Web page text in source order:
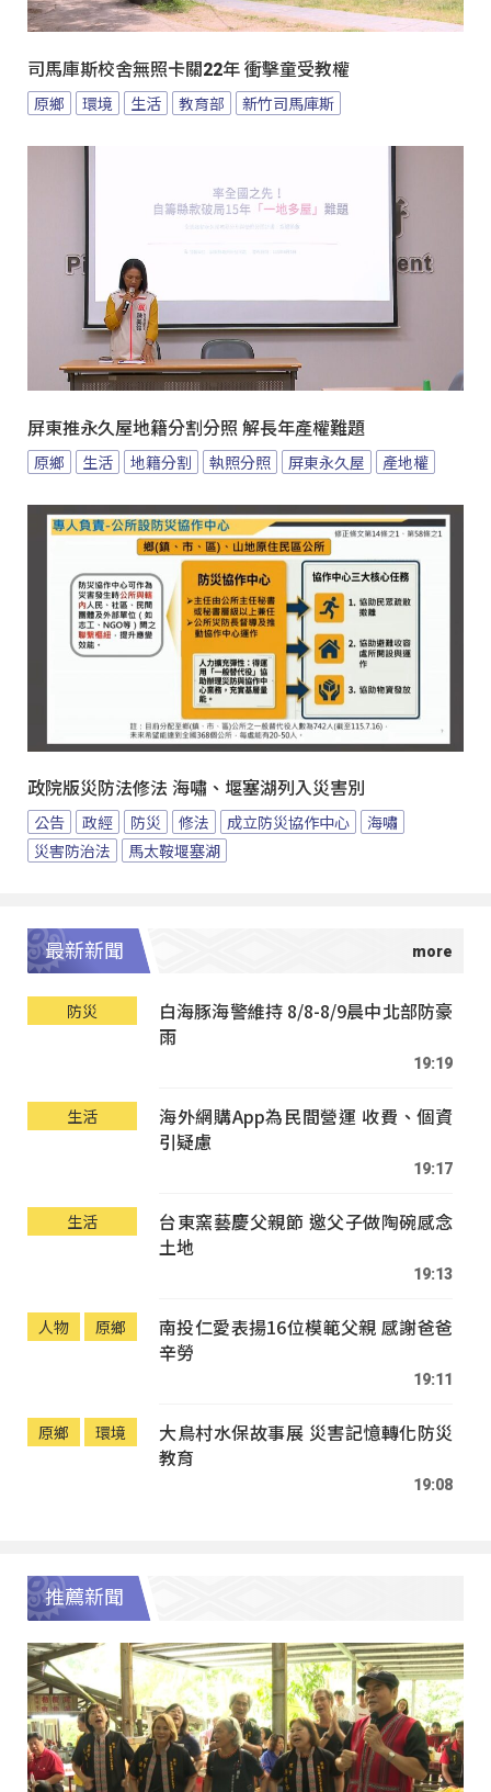
司馬庫斯校舍無照卡關22年 衝擊童受教權
原鄉 環境 生活 教育部 新竹司馬庫斯
屏東推永久屋地籍分割分照 解長年產權難題
原鄉 生活 地籍分割 執照分照 屏東永久屋 產地權
政院版災防法修法 海嘯、堰塞湖列入災害別
公告 政經 防災 修法 成立防災協作中心
海嘯
災害防治法
馬太鞍堰塞湖
最新新聞
防災
白海豚海警維持 8/8-8/9晨中北部防豪
雨
19:19
生活
海外網購App為民間營運 收費、個資
引疑慮
19:17
生活
台東窯藝慶父親節 邀父子做陶碗感念
土地
19:13
人物 原鄉
南投仁愛表揚16位模範父親 感謝爸爸
辛勞
19:11
原鄉 環境
大鳥村水保故事展 災害記憶轉化防災
教育
19:08
推薦新聞